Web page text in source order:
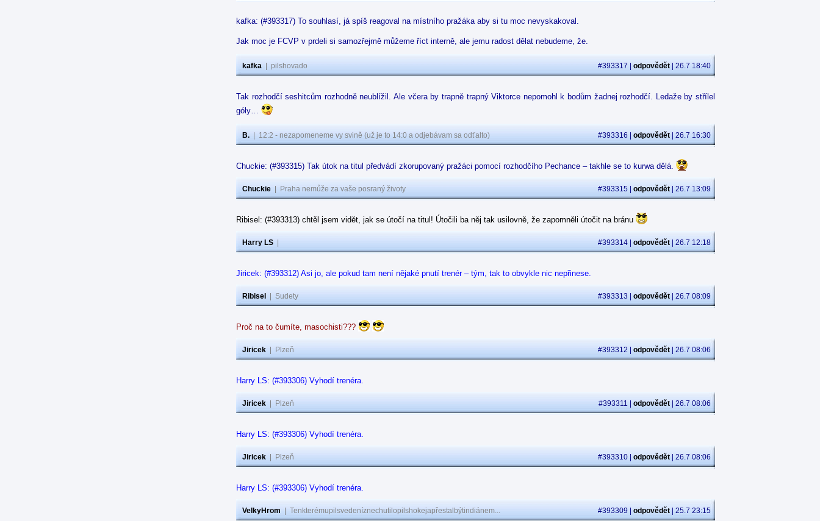
kafka: (#393317) To souhlasí, já spíš reagoval na místního pražáka aby si tu moc nevyskakoval.
Jak moc je FCVP v prdeli si samozřejmě můžeme říct interně, ale jemu radost dělat nebudeme, že.
kafka pilshovado #393317 | odpovědět | 26.7 18:40
Tak rozhodčí seshitcům rozhodně neublížil. Ale včera by trapně trapný Viktorce nepomohl k bodům žadnej rozhodčí. Ledaže by střílel
góly…
B. 12:2 - nezapomeneme vy svině (už je to 14:0 a odjebávam sa odťalto) #393316 | odpovědět | 26.7 16:30
Chuckie: (#393315) Tak útok na titul předvádí zkorupovaný pražáci pomocí rozhodčího Pechance – takhle se to kurwa dělá.
Chuckie Praha nemůže za vaše posraný životy #393315 | odpovědět | 26.7 13:09
Ribisel: (#393313) chtěl jsem vidět, jak se útočí na titul! Útočili ba něj tak usilovně, že zapomněli útočit na bránu
Harry LS #393314 | odpovědět | 26.7 12:18
Jiricek: (#393312) Asi jo, ale pokud tam není nějaké pnutí trenér – tým, tak to obvykle nic nepřinese.
Ribisel Sudety #393313 | odpovědět | 26.7 08:09
Proč na to čumíte, masochisti???
Jiricek Plzeň #393312 | odpovědět | 26.7 08:06
Harry LS: (#393306) Vyhodí trenéra.
Jiricek Plzeň #393311 | odpovědět | 26.7 08:06
Harry LS: (#393306) Vyhodí trenéra.
Jiricek Plzeň #393310 | odpovědět | 26.7 08:06
Harry LS: (#393306) Vyhodí trenéra.
VelkyHrom Tenkterémupilsvedeníznechutilopilshokejapřestalbýtindiánem... #393309 | odpovědět | 25.7 23:15